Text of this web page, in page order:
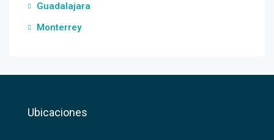
Guadalajara
Monterrey
Ubicaciones